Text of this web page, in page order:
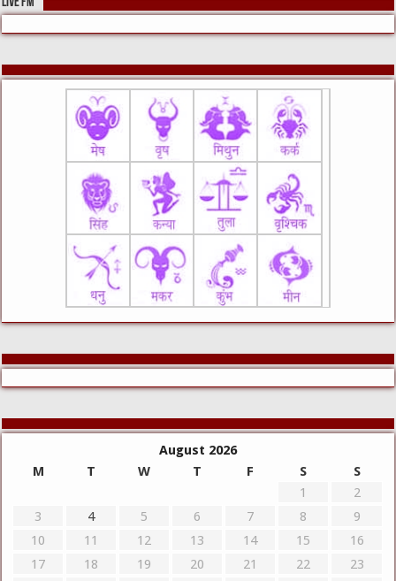
LIVE FM
August 2026
M
T W T F S
S
1
2
3
4 5 6 7 8
9
10
11 12 13 14 15
16
17
18 19 20 21 22
23